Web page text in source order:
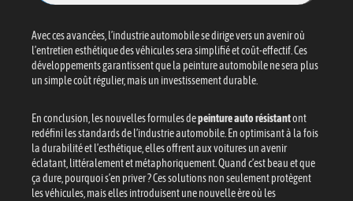
Avec ces avancées, l’industrie automobile se dirige vers un avenir où
l’entretien esthétique des véhicules sera simplifié et coût-effectif. Ces
développements garantissent que la peinture automobile ne sera plus
un simple coût régulier, mais un investissement durable.
En conclusion, les nouvelles formules depeinture auto résistantont
redéfini les standards de l’industrie automobile. En optimisant à la fois
la durabilité et l’esthétique, elles offrent aux voitures un avenir
éclatant, littéralement et métaphoriquement. Quand c’est beau et que
ça dure, pourquoi s’en priver ? Ces solutions non seulement protègent
les véhicules, mais elles introduisent une nouvelle ère où les